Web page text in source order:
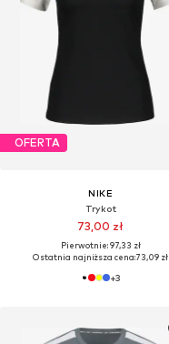
OFERTA
NIKE
Trykot
73,00 zł
Pierwotnie: 97,33 zł
Ostatnia najniższa cena:73,09 zł
+3